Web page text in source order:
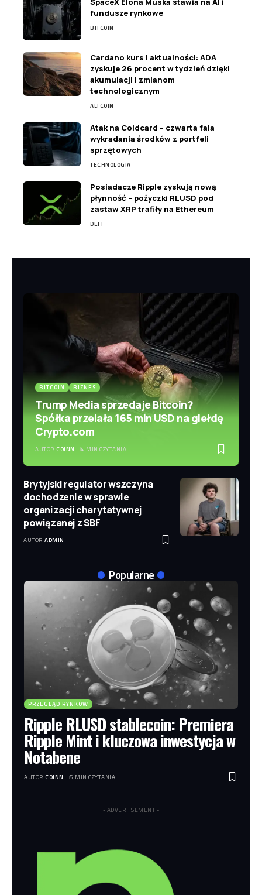
fundusze rynkowe
BITCOIN
Cardano kurs i aktualności: ADA
zyskuje 26 procent w tydzień dzięki
akumulacji i zmianom
technologicznym
ALTCOIN
Atak na Coldcard – czwarta fala
wykradania środków z portfeli
sprzętowych
TECHNOLOGIA
Posiadacze Ripple zyskują nową
płynność – pożyczki RLUSD pod
zastaw XRP trafiły na Ethereum
DEFI
BITCOIN BIZNES
Trump Media sprzedaje Bitcoin?
Spółka przelała 165 mln USD na giełdę
Crypto.com
AUTOR COINN. 4 MIN CZYTANIA
Brytyjski regulator wszczyna
dochodzenie w sprawie
organizacji charytatywnej
powiązanej z SBF
AUTOR ADMIN
Popularne
PRZEGLĄD RYNKÓW
Ripple RLUSD stablecoin: Premiera
Ripple Mint i kluczowa inwestycja w
Notabene
AUTOR COINN. 5 MIN CZYTANIA
- ADVERTISEMENT -